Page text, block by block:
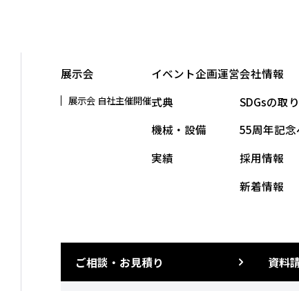
展示会
展示会 自社主催開催
イベント企画運営
式典
機械・設備
実績
会社情報
SDGsの取
55周年記
採用情報
新着情報
ご相談・お見積り 資料